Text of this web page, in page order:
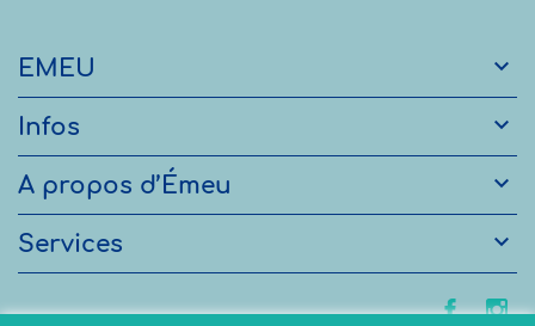
EMEU 
Infos 
A propos d’Émeu 
Services 